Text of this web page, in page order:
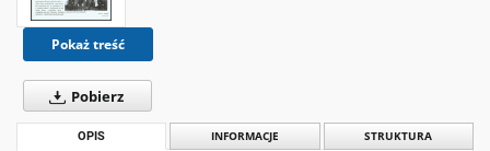
Pokaż treść
Pobierz
OPIS INFORMACJE STRUKTURA